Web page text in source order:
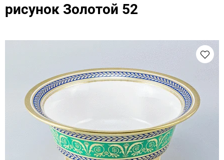
рисунок Золотой 52